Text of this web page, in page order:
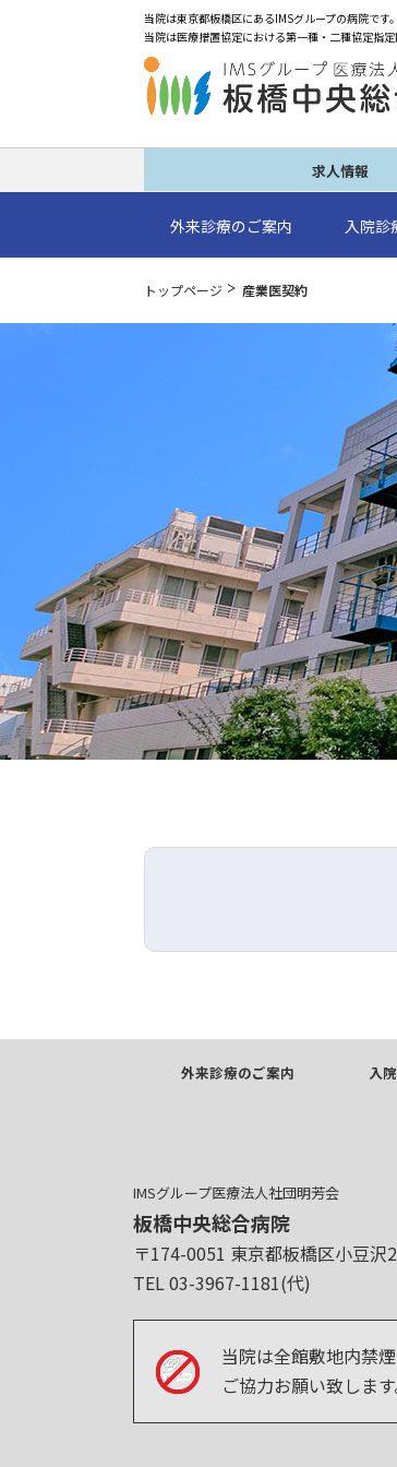
外来診療のご案内 入院診
求人情報
トップページ 産業医契約
外来診療のご案内 入
IMSグループ医療法人社団明芳会
板橋中央総合病院
〒174-0051 東京都板橋区小豆沢
TEL 03-3967-1181(代)
当院は全館敷地内禁煙
ご協力お願い致します